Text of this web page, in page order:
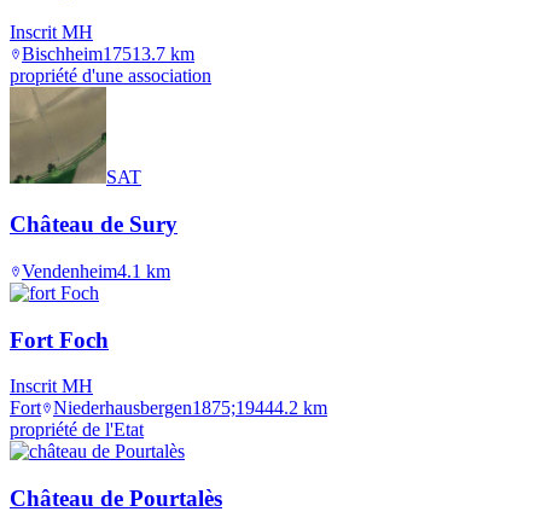
Inscrit MH
Bischheim17513.7 km
propriété d'une association
SAT
Château de Sury
Vendenheim4.1 km
Fort Foch
Inscrit MH
Fort Niederhausbergen1875;19444.2 km
propriété de l'Etat
Château de Pourtalès